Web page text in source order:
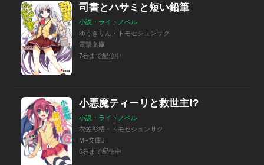
司書とハサミと短い鉛筆
小説・ライトノベル
ゆうきりん・トモセシュンサク
電撃文庫
7巻まで配信中
小悪魔ティーリと救世主!?
小説・ライトノベル
衣笠彰梧・トモセシュンサク
MF文庫J
6巻まで配信中